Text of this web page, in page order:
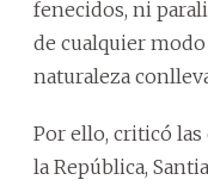
fenecidos, ni
de cualquier
naturaleza
Por ello, criticó
la República,